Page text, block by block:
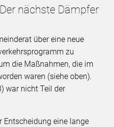
nächste Dämpfer
über eine neue
zu
die Maßnahmen, die im
waren (siehe oben).
war nicht Teil der
Entscheidung eine lange